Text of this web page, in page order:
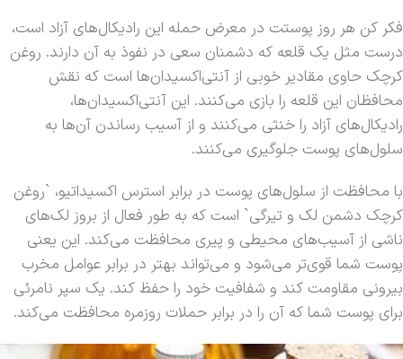
فکر کن هر روز پوستت در معرض حمله این رادیکال‌های آزاد است،
درست مثل یک قلعه که دشمنان سعی در نفوذ به آن دارند. روغن
کرچک حاوی مقادیر خوبی از آنتی‌اکسیدان‌ها است که نقش
محافظان این قلعه را بازی می‌کنند. این آنتی‌اکسیدان‌ها،
رادیکال‌های آزاد را خنثی می‌کنند و از آسیب رساندن آن‌ها به
سلول‌های پوست جلوگیری می‌کنند.
با محافظت از سلول‌های پوست در برابر استرس اکسیداتیو، `روغن
کرچک دشمن لک و تیرگی` است که به طور فعال از بروز لک‌های
ناشی از آسیب‌های محیطی و پیری محافظت می‌کند. این یعنی
پوست شما قوی‌تر می‌شود و می‌تواند بهتر در برابر عوامل مخرب
بیرونی مقاومت کند و شفافیت خود را حفظ کند. یک سپر نامرئی
برای پوست شما که آن را در برابر حملات روزمره محافظت می‌کند.